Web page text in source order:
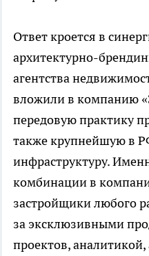
Ответ кроется в
архитектурно-
агентства
вложили в компанию
передовую практику
также крупнейшую в
инфраструктуру.
комбинации в
застройщики любого
за эксклюзивными
проектов, аналитикой,